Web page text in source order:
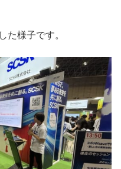
た様子です。